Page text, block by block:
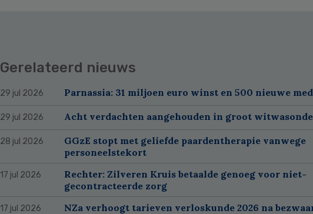
Gerelateerd nieuws
29 jul 2026 Parnassia: 31 miljoen euro winst en 500 nieuwe
29 jul 2026 Acht verdachten aangehouden in groot
28 jul 2026
GGzE stopt met geliefde paardentherapie vanwege
personeelstekort
17 jul 2026
Rechter: Zilveren Kruis betaalde genoeg voor niet-
gecontracteerde zorg
17 jul 2026 NZa verhoogt tarieven verloskunde 2026 na